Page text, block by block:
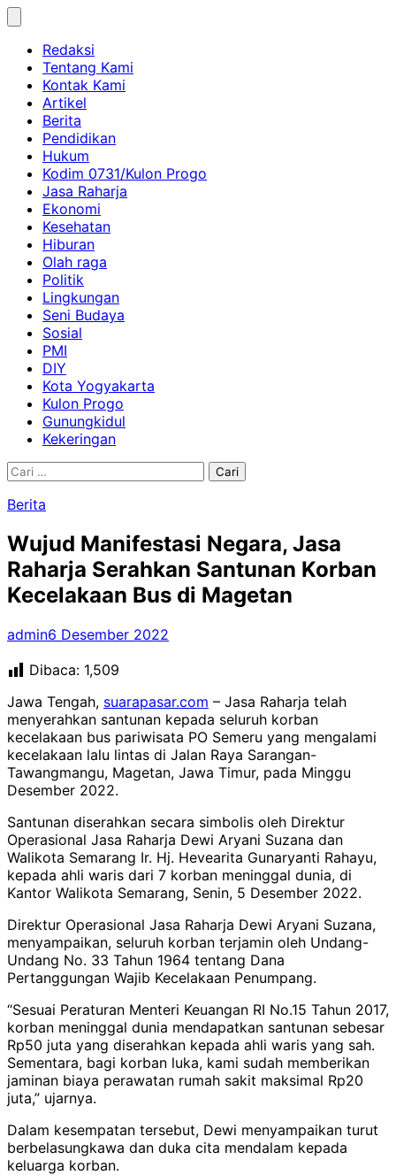
Skip
contentRedaksi
Tentang Kami
Kontak Kami
Artikel
Berita
Pendidikan
Hukum
Kodim 0731/Kulon Progo
Jasa Raharja
Ekonomi
Kesehatan
Hiburan
Olah raga
Politik
Lingkungan
Seni Budaya
Sosial
PMI
DIY
Kota Yogyakarta
Kulon Progo
Gunungkidul
Kekeringan
Cari
Berita
Wujud Manifestasi Negara, Jasa
Raharja Serahkan Santunan Korban
Kecelakaan Bus di Magetan
admin6 Desember 2022
Dibaca: 1,509
Jawa Tengah, suarapasar.com – Jasa Raharja telah
menyerahkan santunan kepada seluruh korban
kecelakaan bus pariwisata PO Semeru yang mengalami
kecelakaan lalu lintas di Jalan Raya Sarangan-
Tawangmangu, Magetan, Jawa Timur, pada Minggu
Desember 2022.
Santunan diserahkan secara simbolis oleh Direktur
Operasional Jasa Raharja Dewi Aryani Suzana dan
Walikota Semarang Ir. Hj. Hevearita Gunaryanti Rahayu,
kepada ahli waris dari 7 korban meninggal dunia, di
Kantor Walikota Semarang, Senin, 5 Desember 2022.
Direktur Operasional Jasa Raharja Dewi Aryani Suzana,
menyampaikan, seluruh korban terjamin oleh Undang-
Undang No. 33 Tahun 1964 tentang Dana
Pertanggungan Wajib Kecelakaan Penumpang.
“Sesuai Peraturan Menteri Keuangan RI No.15 Tahun 2017,
korban meninggal dunia mendapatkan santunan sebesar
Rp50 juta yang diserahkan kepada ahli waris yang sah.
Sementara, bagi korban luka, kami sudah memberikan
jaminan biaya perawatan rumah sakit maksimal Rp20
juta,” ujarnya.
Dalam kesempatan tersebut, Dewi menyampaikan turut
berbelasungkawa dan duka cita mendalam kepada
keluarga korban.